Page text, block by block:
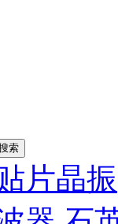
片晶振